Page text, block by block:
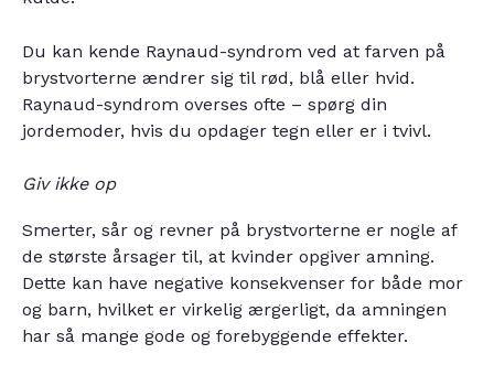
Du kan kende Raynaud-syndrom ved at farven på
brystvorterne ændrer sig til rød, blå eller hvid.
Raynaud-syndrom overses ofte – spørg din
jordemoder, hvis du opdager tegn eller er i tvivl.
Giv ikke op
Smerter, sår og revner på brystvorterne er nogle af
de største årsager til, at kvinder opgiver amning.
Dette kan have negative konsekvenser for både mor
og barn, hvilket er virkelig ærgerligt, da amningen
har så mange gode og forebyggende effekter.